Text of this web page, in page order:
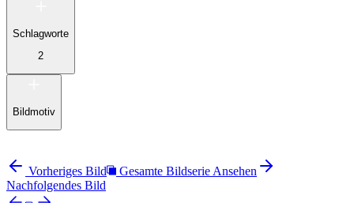
Schlagworte
2
Bildmotiv
Vorheriges Bild
Gesamte Bildserie Ansehen
Nachfolgendes Bild